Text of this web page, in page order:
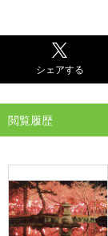
シェアする
閲覧履歴